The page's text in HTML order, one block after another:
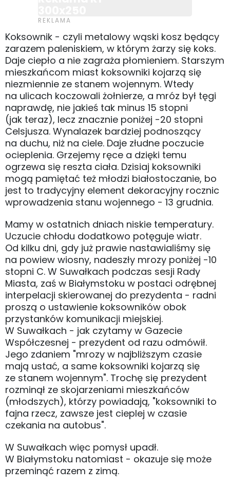
Koksownik - czyli metalowy wąski kosz będący
zarazem paleniskiem, w którym żarzy się koks.
Daje ciepło a nie zagraża płomieniem. Starszym
mieszkańcom miast koksowniki kojarzą się
niezmiennie ze stanem wojennym. Wtedy
na ulicach koczowali żołnierze, a mróz był tęgi
naprawdę, nie jakieś tak minus 15 stopni
(jak teraz), lecz znacznie poniżej -20 stopni
Celsjusza. Wynalazek bardziej podnoszący
na duchu, niż na ciele. Daje złudne poczucie
ocieplenia. Grzejemy ręce a dzięki temu
ogrzewa się reszta ciała. Dzisiaj koksowniki
mogą pamiętać też młodzi białostoczanie, bo
jest to tradycyjny element dekoracyjny rocznic
wprowadzenia stanu wojennego - 13 grudnia.
Mamy w ostatnich dniach niskie temperatury.
Uczucie chłodu dodatkowo potęguje wiatr.
Od kilku dni, gdy już prawie nastawialiśmy się
na powiew wiosny, nadeszły mrozy poniżej -10
stopni C. W Suwałkach podczas sesji Rady
Miasta, zaś w Białymstoku w postaci odrębnej
interpelacji skierowanej do prezydenta - radni
proszą o ustawienie koksowników obok
przystanków komunikacji miejskiej.
W Suwałkach - jak czytamy w Gazecie
Współczesnej - prezydent od razu odmówił.
Jego zdaniem "mrozy w najbliższym czasie
mają ustać, a same koksowniki kojarzą się
ze stanem wojennym". Trochę się prezydent
rozminął ze skojarzeniami mieszkańców
(młodszych), którzy powiadają, "koksowniki to
fajna rzecz, zawsze jest cieplej w czasie
czekania na autobus".
W Suwałkach więc pomysł upadł.
W Białymstoku natomiast - okazuje się może
przeminąć razem z zimą.